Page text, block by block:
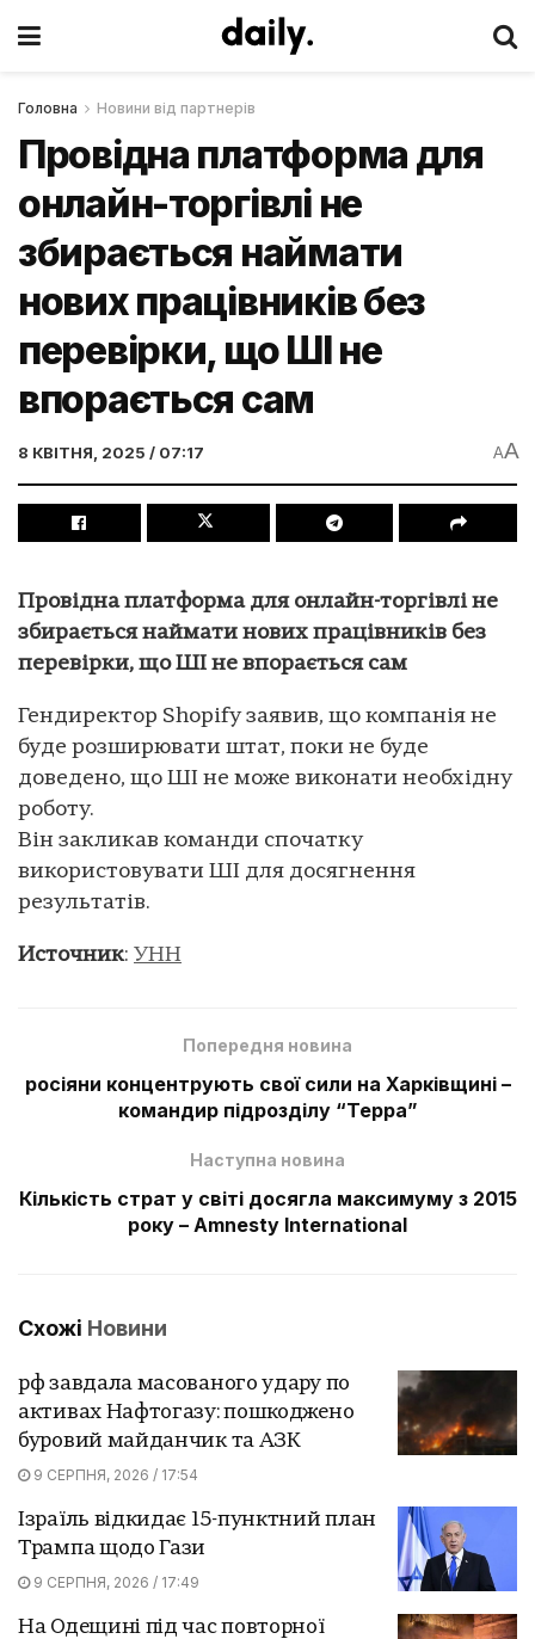
Головна Новини від партнерів
Провідна платформа для
онлайн-торгівлі не
збирається наймати
нових працівників без
перевірки, що ШІ не
впорається сам
8 КВІТНЯ, 2025 / 07:17 AA
Провідна платформа для онлайн-торгівлі не
збирається наймати нових працівників без
перевірки, що ШІ не впорається сам
Гендиректор Shopify заявив, що компанія не
буде розширювати штат, поки не буде
доведено, що ШІ не може виконати необхідну
роботу.
Він закликав команди спочатку
використовувати ШІ для досягнення
результатів.
Источник: УНН
Попередня новина
росіяни концентрують свої сили на Харківщині –
командир підрозділу “Терра”
Наступна новина
Кількість страт у світі досягла максимуму з 2015
року – Amnesty International
Схожі Новини
рф завдала масованого удару по
активах Нафтогазу: пошкоджено
буровий майданчик та АЗК
9 СЕРПНЯ, 2026 / 17:54
Ізраїль відкидає 15-пунктний план
Трампа щодо Гази
9 СЕРПНЯ, 2026 / 17:49
На Одещині під час повторної